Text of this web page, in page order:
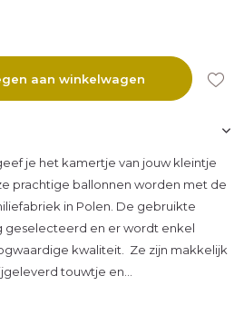
aan winkelwagen
je het kamertje van jouw kleintje
prachtige ballonnen worden met de
in Polen. De gebruikte
geselecteerd en er wordt enkel
kwaliteit. Ze zijn makkelijk
touwtje en...